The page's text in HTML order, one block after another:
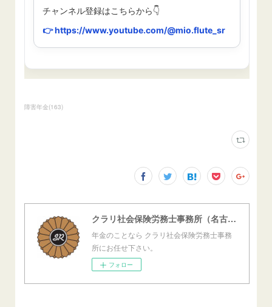
障害年金(163)
クラリ社会保険労務士事務所（名古屋西障害年金センター）
年金のことなら クラリ社会保険労務士事務
所にお任せ下さい。
フォロー